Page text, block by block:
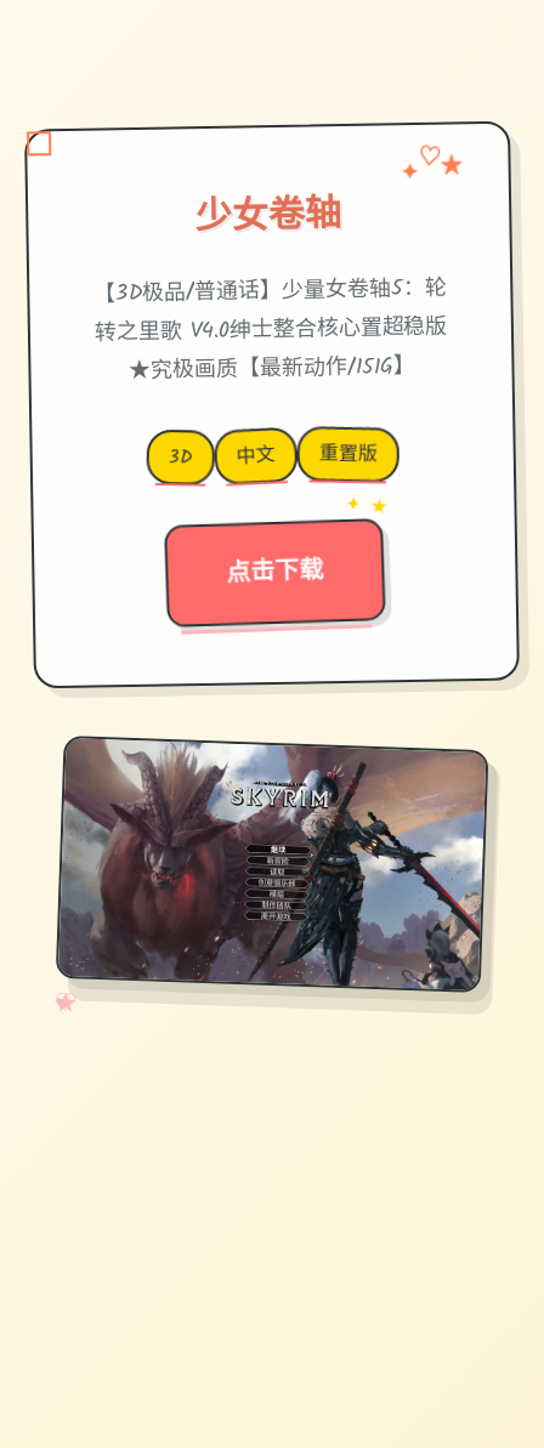
少女卷轴
✦ ♡ ★
【3D极品/普通话】少量女卷轴5：轮
转之里歌 V4.0绅士整合核心置超稳版
★究极画质【最新动作/151G】
3D 中文 重置版
点击下载
→
✦ ★
✧
♡
★
♥